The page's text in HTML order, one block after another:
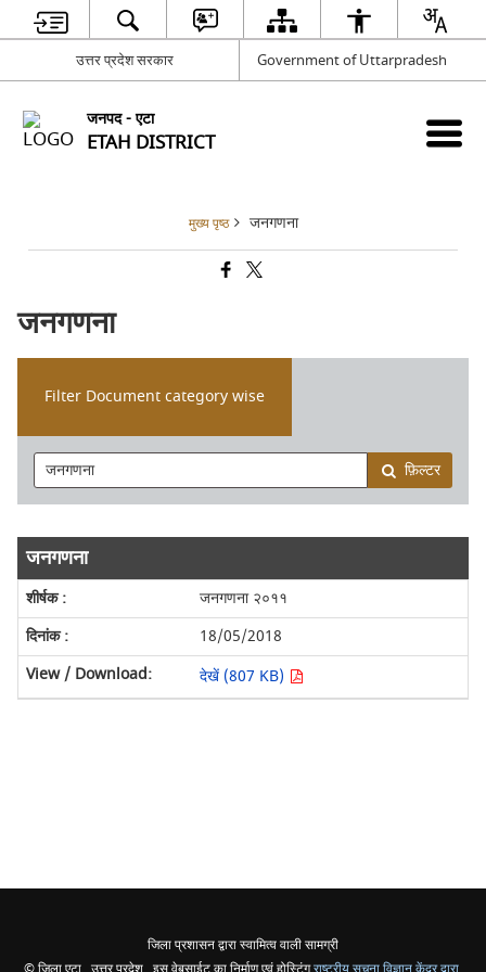
उत्तर प्रदेश सरकार Government of Uttarpradesh
जनपद - एटा
ETAH DISTRICT
मुख्य पृष्ठ जनगणना
जनगणना
Filter Document category wise
फ़िल्टर
जनगणना
जनगणना २०११
18/05/2018
देखें (807 KB)
जिला प्रशासन द्वारा स्वामित्व वाली सामग्री